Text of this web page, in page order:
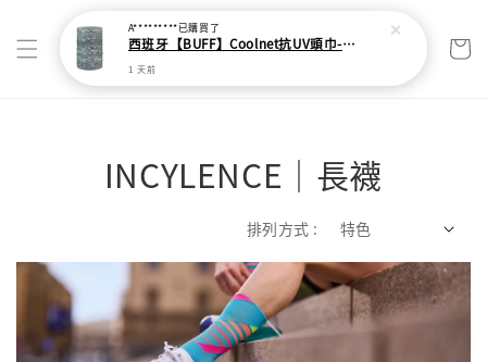
INCYLENCE｜長襪
排列方式 :